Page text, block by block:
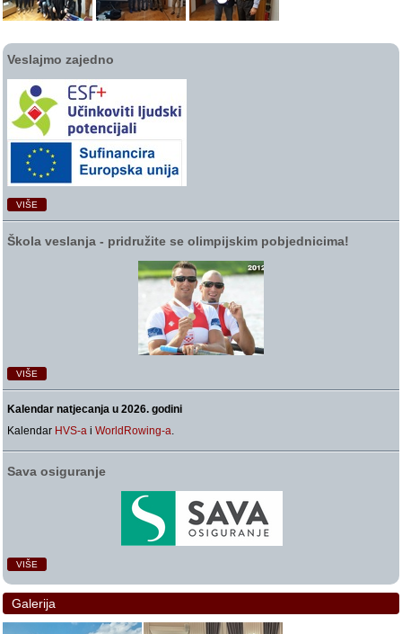
Veslajmo zajedno
VIŠE
Škola veslanja ‑ pridružite se olimpijskim pobjednicima!
VIŠE
Kalendar natjecanja u 2026. godini
Kalendar HVS-a iWorldRowing-a.
Sava osiguranje
VIŠE
Galerija